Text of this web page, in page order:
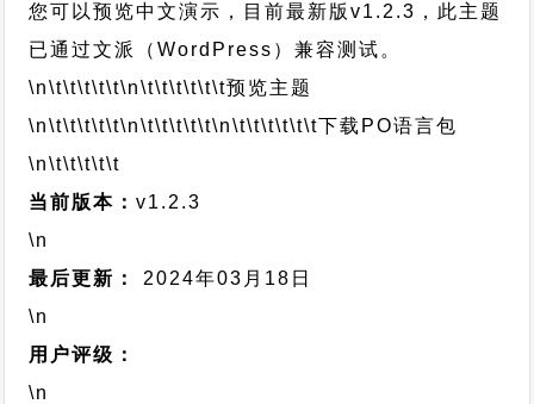
您可以预览中文演示，目前最新版v1.2.3，此主题
已通过文派（WordPress）兼容测试。
\n\t\t\t\t\t\n\t\t\t\t\t\t预览主题
\n\t\t\t\t\t\n\t\t\t\t\t\n\t\t\t\t\t\t下载PO语言包
\n\t\t\t\t\t
当前版本：v1.2.3
\n
最后更新：
2024年03月18日
\n
用户评级：
\n